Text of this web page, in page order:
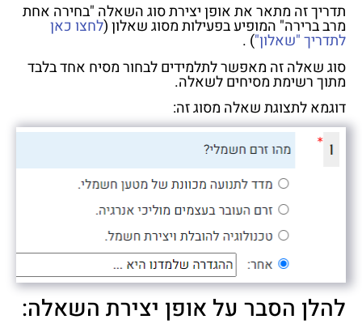
תדריך זה מתאר את אופן יצירת סוג השאלה "בחירה אחת
מרב ברירה" המופיע בפעילות מסוג שאלון (לחצו כאן
לתדריך "שאלון") .
סוג שאלה זה מאפשר לתלמידים לבחור מסיח אחד בלבד
מתוך רשימת מסיחים לשאלה.
דוגמא לתצוגת שאלה מסוג זה:
להלן הסבר על אופן יצירת השאלה: